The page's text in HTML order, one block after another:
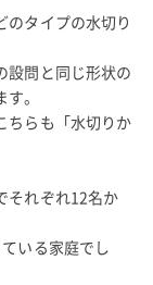
タイプの水切り
設問と同じ形状の
。
ちらも「水切りか
それぞれ12名か
いる家庭でし